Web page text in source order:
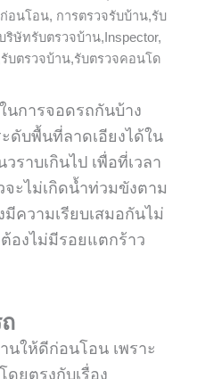
นการจอดรถกันบ้าง
ดับพื้นที่ลาดเอียงได้ใน
ราบเกินไป เพื่อที่เวลา
ะไม่เกิดน้ำท่วมขังตาม
ความเรียบเสมอกันไม่
องไม่มีรอยแตกร้าว
นให้ดีก่อนโอน เพราะ
ยตรงกับเรื่อง